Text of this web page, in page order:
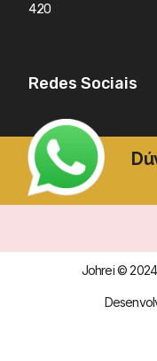
420
Redes Sociais
Johrei ©